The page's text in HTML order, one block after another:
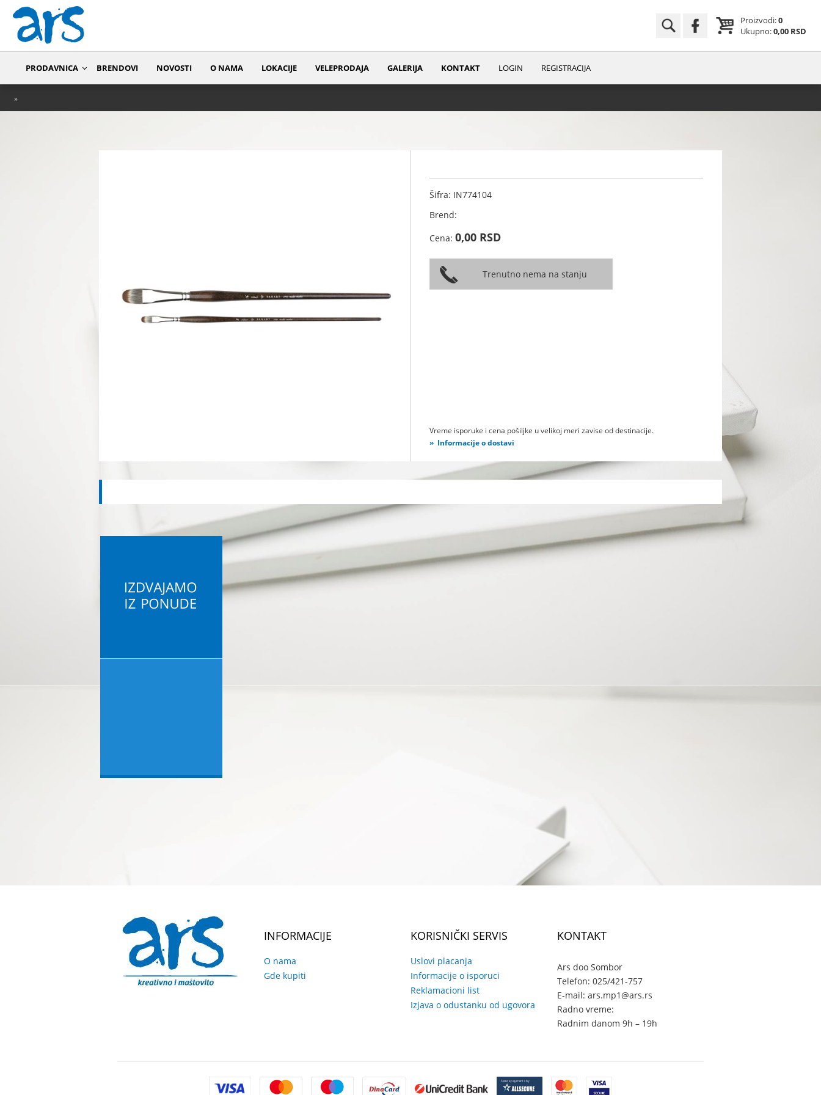
Proizvodi:0
Ukupno:0,00 RSD
PRODAVNICA BRENDOVI NOVOSTI O NAMA LOKACIJE VELEPRODAJA GALERIJA KONTAKT LOGIN REGISTRACIJA
»
Šifra: IN774104
Brend:
Cena: 0,00 RSD
Vreme isporuke i cena pošiljke u velikoj meri zavise od destinacije.
Informacije o dostavi
INFORMACIJE
O nama
Gde kupiti
KORISNIČKI SERVIS
Uslovi placanja
Informacije o isporuci
Reklamacioni list
Izjava o odustanku od ugovora
KONTAKT
Ars doo Sombor
Telefon: 025/421-757
E-mail: ars.mp1@ars.rs
Radno vreme:
Radnim danom 9h – 19h